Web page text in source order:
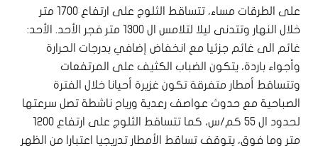
على الطرقات مساء، تتساقط الثلوج على ارتفاع 1700 متر
خلال النهار وتتدنى ليلا لتلامس ال 1300 متر فجر الأحد. الأحد:
غائم الى غائم جزئيا مع انخفاض إضافي بدرجات الحرارة
وأجواء باردة، يتكون الضباب الكثيف على المرتفعات
وتتساقط أمطار متفرقة تكون غزيرة أحيانا خلال الفترة
الصباحية مع حدوث عواصف رعدية ورياح ناشطة تصل سرعتها
لحدود ال 55 كم/س، كما تتساقط الثلوج على ارتفاع 1200
متر وما فوق، يتوقف تساقط الأمطار تدريجيا اعتبارا من الظهر